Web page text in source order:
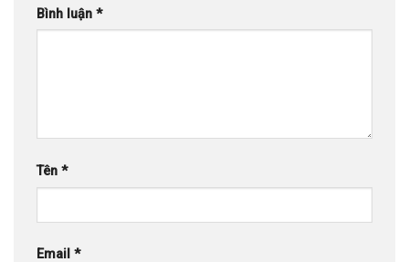
Bình luận *
Tên *
Email *